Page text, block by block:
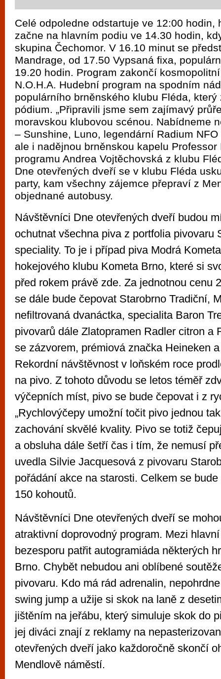
Celé odpoledne odstartuje ve 12:00 hodin,
začne na hlavním podiu ve 14.30 hodin,
skupina Čechomor. V 16.10 minut se
Mandrage, od 17.50 Vypsaná fixa,
19.20 hodin. Program zakončí
N.O.H.A. Hudební program na spodním
populárního brněnského klubu Fléda,
pódium. „Připravili jsme sem zajímavý
moravskou klubovou scénou. Nabídneme
– Sunshine, Luno, legendární Radium
ale i nadějnou brněnskou kapelu Professor
programu Andrea Vojtěchovská z klubu
Dne otevřených dveří se v klubu Fléda
party, kam všechny zájemce přepraví z
objednané autobusy.
Návštěvníci Dne otevřených dveří budou
ochutnat všechna piva z portfolia pivovaru
speciality. To je i případ piva Modrá
hokejového klubu Kometa Brno, které si
před rokem právě zde. Za jednotnou cenu
se dále bude čepovat Starobrno Tradiční,
nefiltrovaná dvanáctka, specialita Baron
pivovarů dále Zlatopramen Radler citron a
se zázvorem, prémiová značka Heineken
Rekordní návštěvnost v loňském roce
na pivo. Z tohoto důvodu se letos téměř
výčepních míst, pivo se bude čepovat i z
„Rychlovýčepy umožní točit pivo jednou
zachování skvělé kvality. Pivo se totiž
a obsluha dále šetří čas i tím, že nemusí
uvedla Silvie Jacquesová z pivovaru
pořádání akce na starosti. Celkem se
150 kohoutů.
Návštěvníci Dne otevřených dveří se
atraktivní doprovodný program. Mezi
bezesporu patřit autogramiáda některých
Brno. Chybět nebudou ani oblíbené
pivovaru. Kdo má rád adrenalin,
swing jump a užije si skok na laně z
jištěním na jeřábu, který simuluje skok do
jej diváci znají z reklamy na
otevřených dveří jako každoročně skončí
Mendlově náměstí.